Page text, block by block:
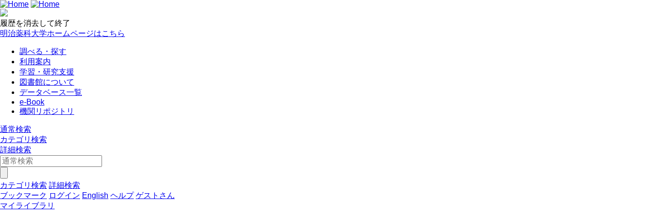
履歴を消去して終了
明治薬科大学ホームページはこちら
調べる・探す
利用案内
学習・研究支援
図書館について
データベース一覧
e-Book
機関リポジトリ
通常検索
カテゴリ検索
詳細検索
カテゴリ検索 詳細検索
ブックマーク ログイン English ヘルプ ゲストさん
マイライブラリ